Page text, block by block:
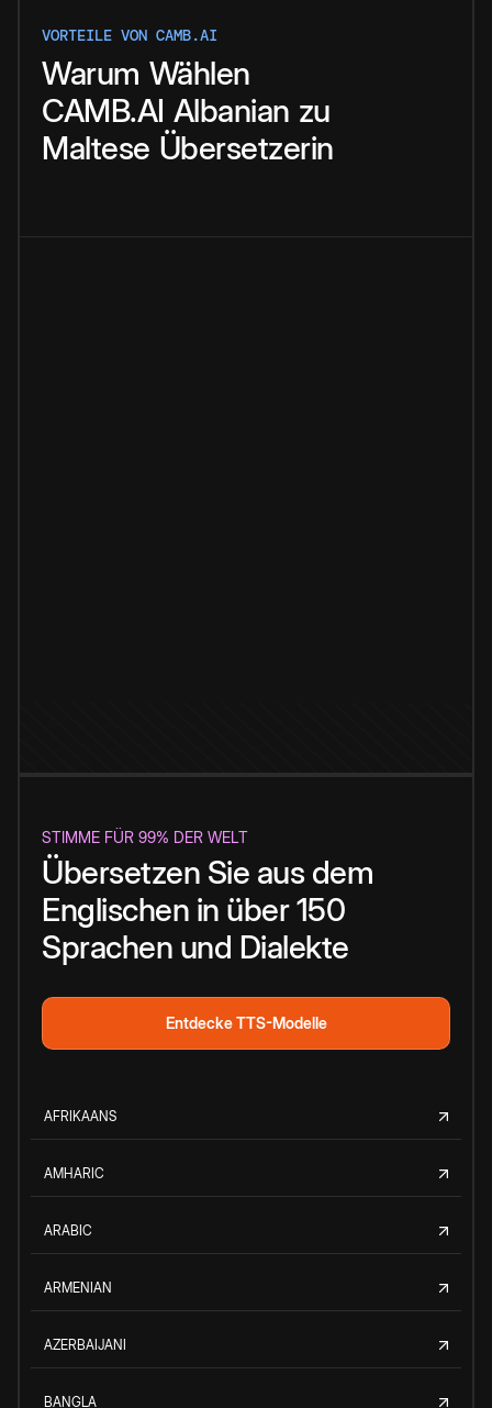
VORTEILE VON CAMB.AI
Warum Wählen
CAMB.AI Albanian zu
Maltese Übersetzerin
STIMME FÜR 99% DER WELT
Übersetzen Sie aus dem
Englischen in über 150
Sprachen und Dialekte
Entdecke TTS-Modelle
AFRIKAANS
AMHARIC
ARABIC
ARMENIAN
AZERBAIJANI
BANGLA